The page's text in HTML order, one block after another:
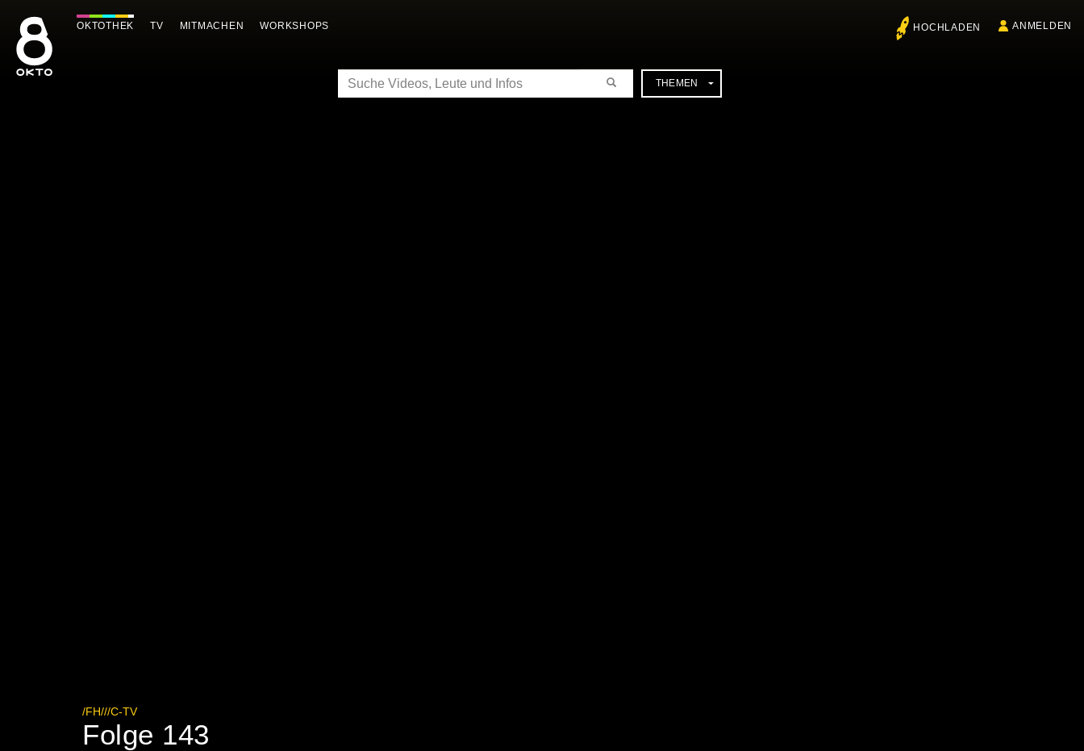
Inhalt
springen
OKTOTHEK TV MITMACHEN WORKSHOPS HOCHLADEN ANMELDEN
SUCHE THEMEN
/FH///C-TV
Folge 143